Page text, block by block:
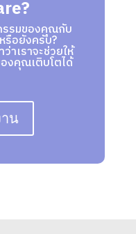
รรมของคุณกับ
รือยังครับ?
าเราจะช่วยให้
คุณเติบโตได้
น